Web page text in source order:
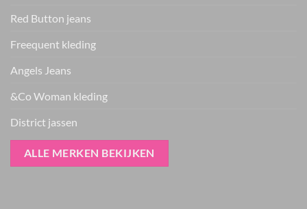
Red Button jeans
Freequent kleding
Angels Jeans
&Co Woman kleding
District jassen
ALLE MERKEN BEKIJKEN